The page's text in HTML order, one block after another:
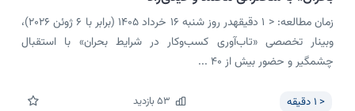
زمان مطالعه: < 1 دقیقهدر روز شنبه ۱۶ خرداد ۱۴۰۵ (برابر با ۶ ژوئن ۲۰۲۶)،
وبینار تخصصی «تاب‌آوری کسب‌وکار در شرایط بحران» با استقبال
چشمگیر و حضور بیش از ۴۰ ...
< 1 دقیقه 53بازدید